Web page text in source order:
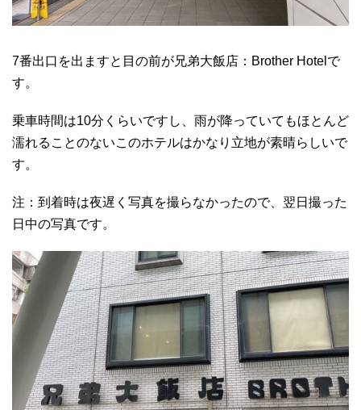
7番出口を出ますと目の前が兄弟大飯店：Brother Hotelで
す。
乗車時間は10分くらいですし、雨が降っていてもほとんど
濡れることのないこのホテルはかなり立地が素晴らしいで
す。
注：到着時は夜遅く写真を撮らなかったので、翌日撮った
日中の写真です。